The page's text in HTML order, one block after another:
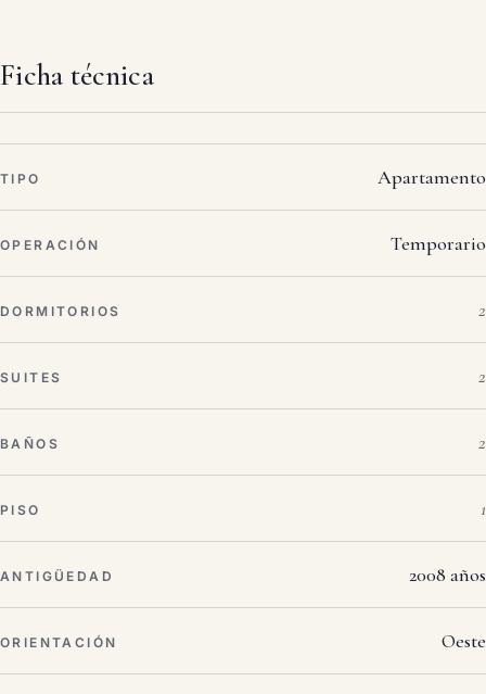
Ficha técnica
TIPO Apartamento
OPERACIÓN Temporario
DORMITORIOS 2
SUITES 2
BAÑOS 2
PISO 1
ANTIGÜEDAD 2008 años
ORIENTACIÓN Oeste